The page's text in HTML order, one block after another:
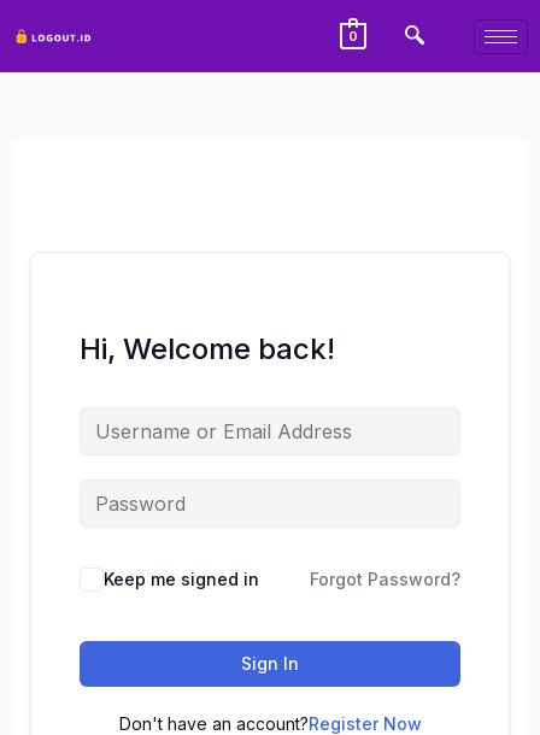
ke
konten
0
Hi, Welcome back!
Keep me signed in Forgot Password?
Sign In
Don't have an account?Register Now